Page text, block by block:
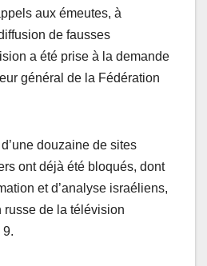
aux émeutes, à
de fausses
a été prise à la demande
général de la Fédération
douzaine de sites
ont déjà été bloqués, dont
et d’analyse israéliens,
de la télévision